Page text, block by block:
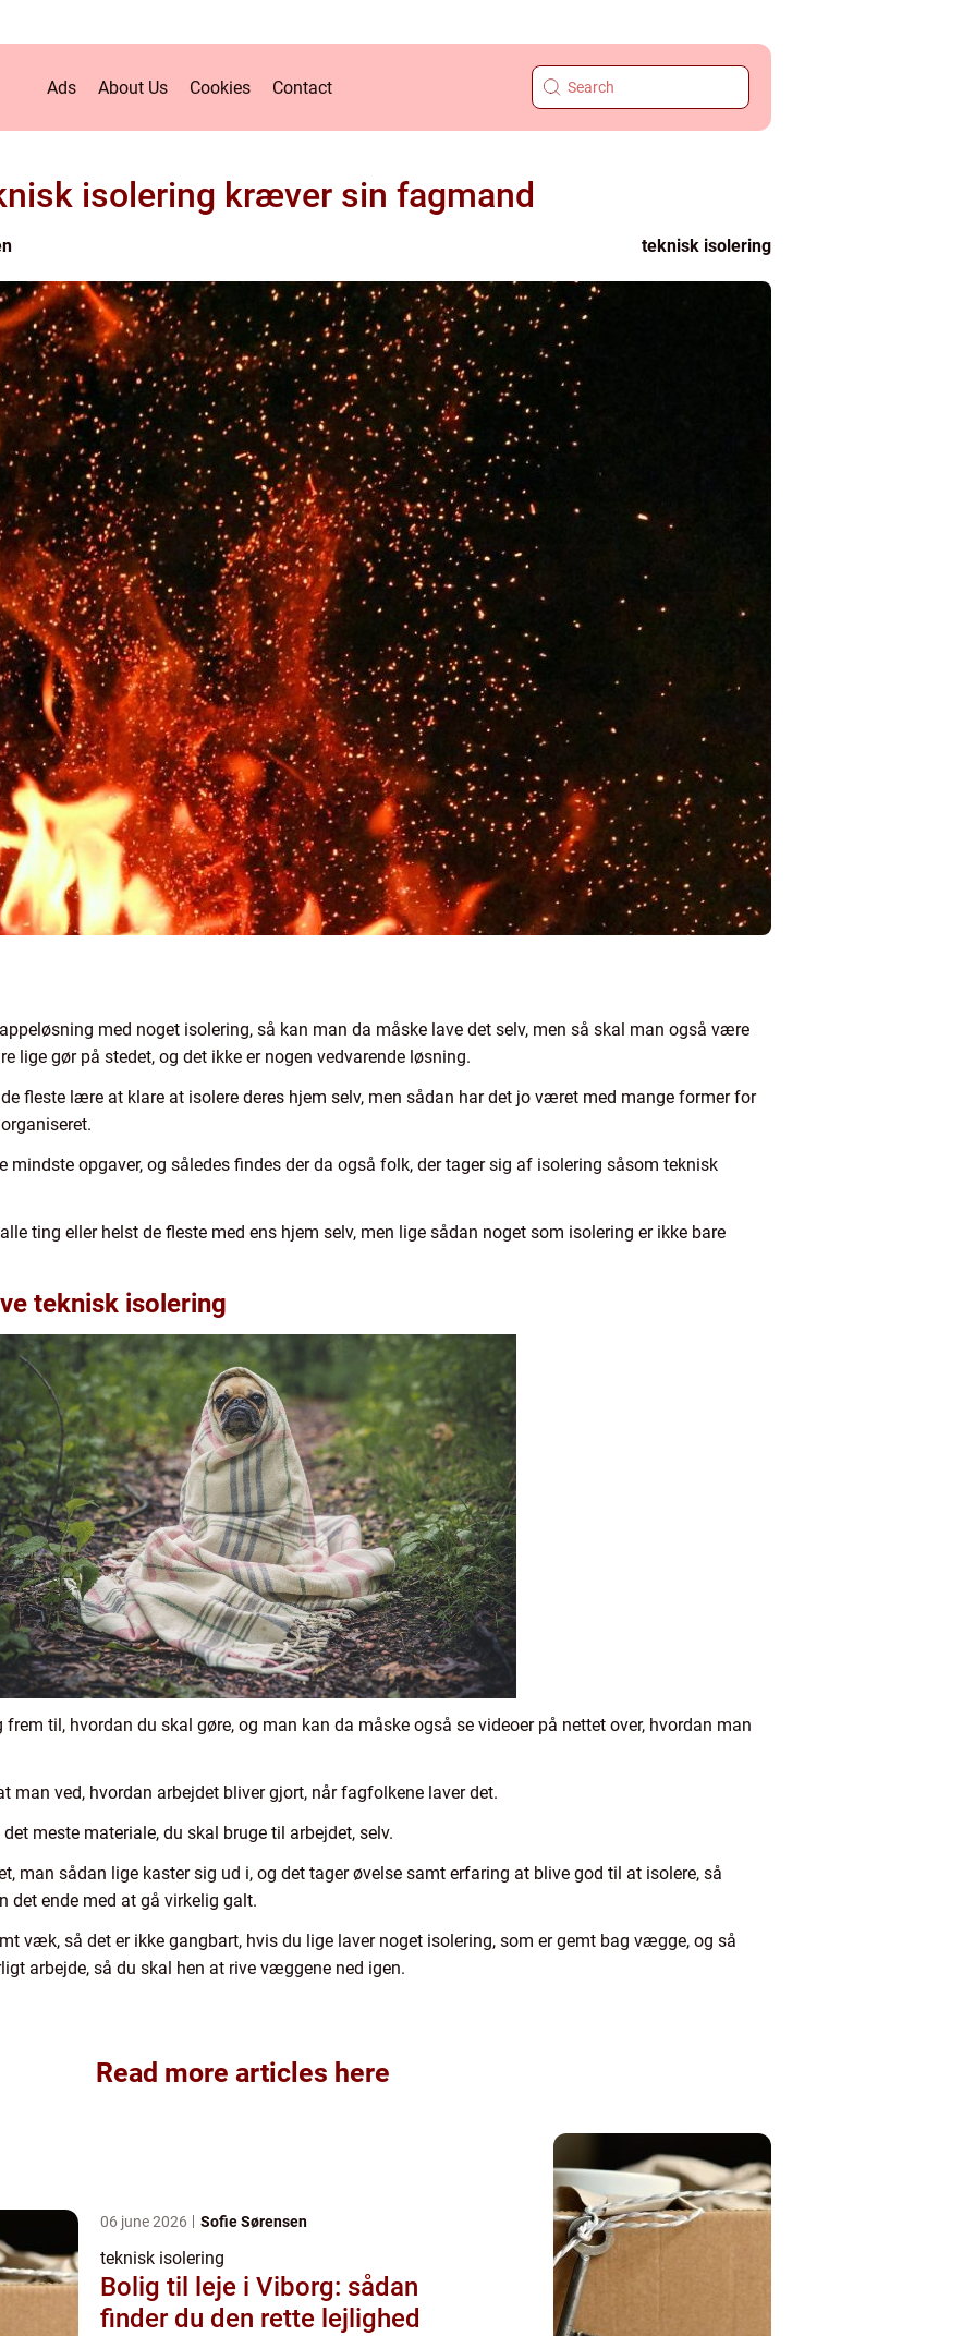
Ads About Us Cookies Contact
isolering kræver sin fagmand
teknisk isolering
med noget isolering, så kan man da måske lave det selv, men så skal man også være
lige gør på stedet, og det ikke er nogen vedvarende løsning.
fleste lære at klare at isolere deres hjem selv, men sådan har det jo været med mange former for
opgaver, og således findes der da også folk, der tager sig af isolering såsom teknisk
ting eller helst de fleste med ens hjem selv, men lige sådan noget som isolering er ikke bare
teknisk isolering
til, hvordan du skal gøre, og man kan da måske også se videoer på nettet over, hvordan man
man ved, hvordan arbejdet bliver gjort, når fagfolkene laver det.
meste materiale, du skal bruge til arbejdet, selv.
man sådan lige kaster sig ud i, og det tager øvelse samt erfaring at blive god til at isolere, så
det ende med at gå virkelig galt.
væk, så det er ikke gangbart, hvis du lige laver noget isolering, som er gemt bag vægge, og så
arbejde, så du skal hen at rive væggene ned igen.
Read more articles here
06 june 2026 Sofie Sørensen
teknisk isolering
Bolig til leje i Viborg: sådan
finder du den rette lejlighed